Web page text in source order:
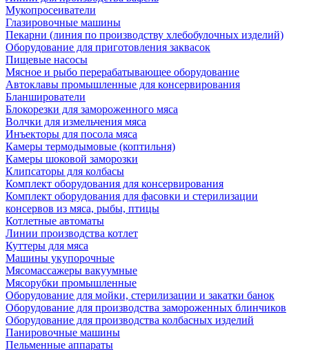
Мукопросеиватели
Глазировочные машины
Пекарни (линия по производству хлебобулочных изделий)
Оборудование для приготовления заквасок
Пищевые насосы
Мясное и рыбо перерабатывающее оборудование
Автоклавы промышленные для консервирования
Бланширователи
Блокорезки для замороженного мяса
Волчки для измельчения мяса
Инъекторы для посола мяса
Камеры термодымовые (коптильня)
Камеры шоковой заморозки
Клипсаторы для колбасы
Комплект оборудования для консервирования
Комплект оборудования для фасовки и стерилизации
консервов из мяса, рыбы, птицы
Котлетные автоматы
Линии производства котлет
Куттеры для мяса
Машины укупорочные
Мясомассажеры вакуумные
Мясорубки промышленные
Оборудование для мойки, стерилизации и закатки банок
Оборудование для производства замороженных блинчиков
Оборудование для производства колбасных изделий
Панировочные машины
Пельменные аппараты